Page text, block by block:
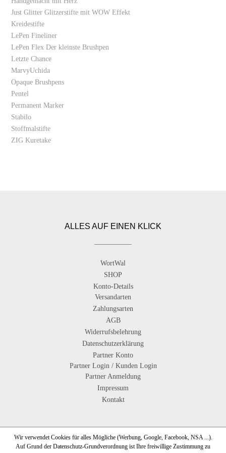
Just Glitter Glitzerstifte mit WOW Effekt
Kreidestifte
LePen Fineliner
LePen Flex Der kleinste Brushpen
Letzte Chance
MarvyUchida
Opaque Brushpens
Pentel
Permanent Marker
Stabilo
Stoffmalstifte
ZIG Kuretake
ALLES AUF EINEN KLICK
WortWal
SHOP
Konto-Details
Versandarten
Zahlungsarten
AGB
Widerrufsbelehrung
Datenschutzerklärung
Partner Konto
Partner Login / Kunden Login
Partner Anmeldung
Impressum
Kontakt
Wir verwendet Cookies für alles Mögliche (Werbung, Google, Facebook, NSA ...).
Auf Grund der Datenschutz-Grundverordnung ist Ihre freiwillige Zustimmung zu